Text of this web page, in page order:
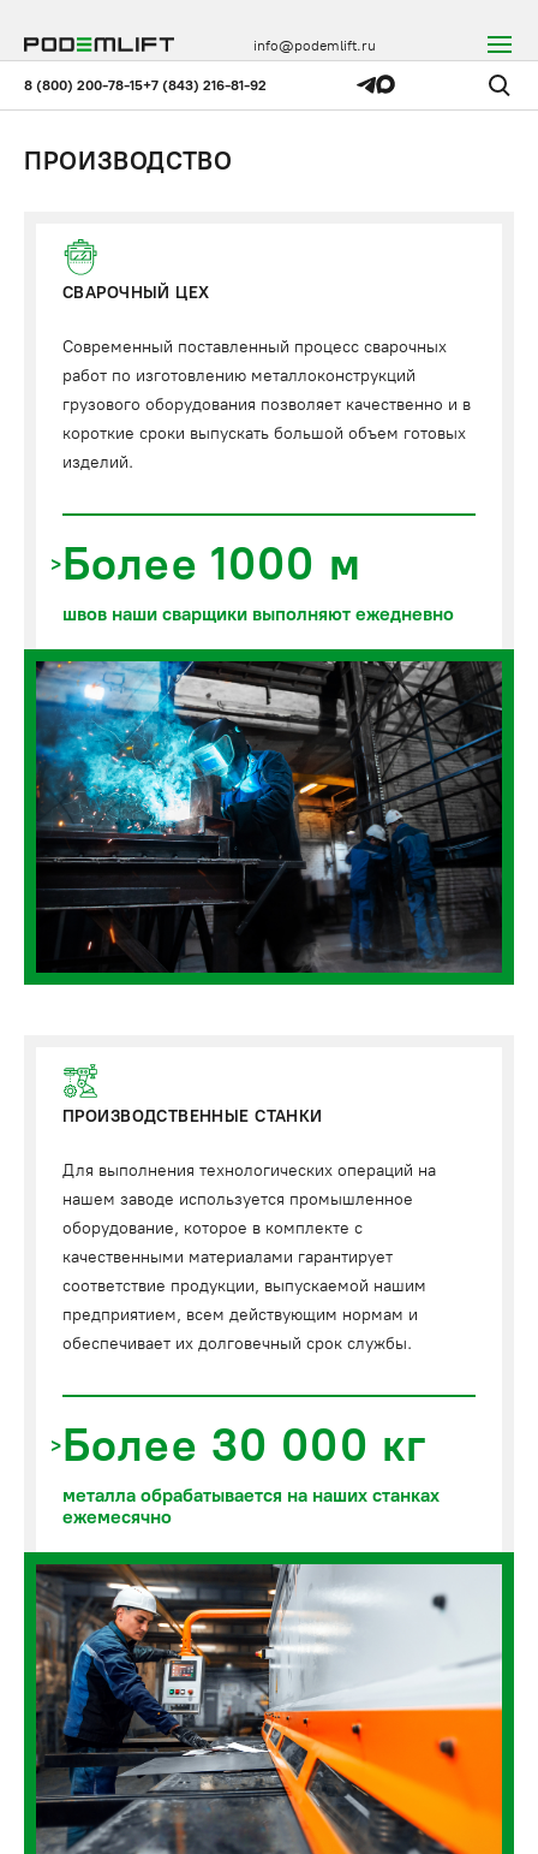
8 (800) 200-78-15+7 (843) 216-81-92
info@podemlift.ru
ПРОИЗВОДСТВО
СВАРОЧНЫЙ ЦЕХ
Современный поставленный процесс сварочных
работ по изготовлению металлоконструкций
грузового оборудования позволяет качественно и в
короткие сроки выпускать большой объем готовых
изделий.
Более 1000 м
швов наши сварщики выполняют ежедневно
ПРОИЗВОДСТВЕННЫЕ СТАНКИ
Для выполнения технологических операций на
нашем заводе используется промышленное
оборудование, которое в комплекте с
качественными материалами гарантирует
соответствие продукции, выпускаемой нашим
предприятием, всем действующим нормам и
обеспечивает их долговечный срок службы.
Более 30 000 кг
металла обрабатывается на наших станках
ежемесячно